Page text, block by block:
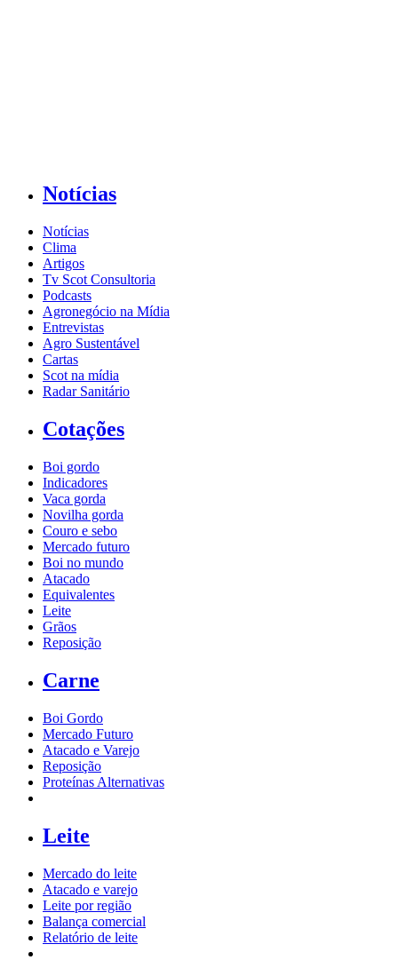
Notícias
Notícias
Clima
Artigos
Tv Scot Consultoria
Podcasts
Agronegócio na Mídia
Entrevistas
Agro Sustentável
Cartas
Scot na mídia
Radar Sanitário
Cotações
Boi gordo
Indicadores
Vaca gorda
Novilha gorda
Couro e sebo
Mercado futuro
Boi no mundo
Atacado
Equivalentes
Leite
Grãos
Reposição
Carne
Boi Gordo
Mercado Futuro
Atacado e Varejo
Reposição
Proteínas Alternativas
Leite
Mercado do leite
Atacado e varejo
Leite por região
Balança comercial
Relatório de leite